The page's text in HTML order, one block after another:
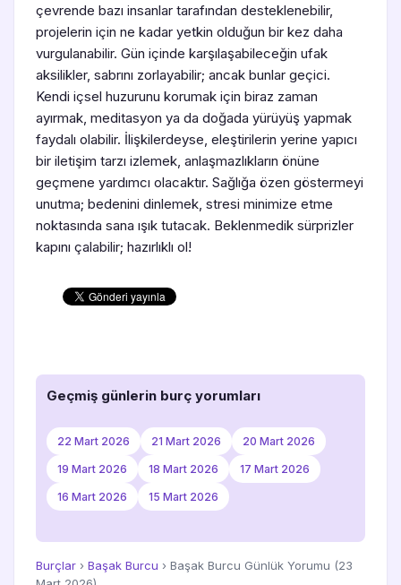
çevrende bazı insanlar tarafından desteklenebilir,
projelerin için ne kadar yetkin olduğun bir kez daha
vurgulanabilir. Gün içinde karşılaşabileceğin ufak
aksilikler, sabrını zorlayabilir; ancak bunlar geçici.
Kendi içsel huzurunu korumak için biraz zaman
ayırmak, meditasyon ya da doğada yürüyüş yapmak
faydalı olabilir. İlişkilerdeyse, eleştirilerin yerine yapıcı
bir iletişim tarzı izlemek, anlaşmazlıkların önüne
geçmene yardımcı olacaktır. Sağlığa özen göstermeyi
unutma; bedenini dinlemek, stresi minimize etme
noktasında sana ışık tutacak. Beklenmedik sürprizler
kapını çalabilir; hazırlıklı ol!
Geçmiş günlerin burç yorumları
22 Mart 2026 21 Mart 2026 20 Mart 2026
19 Mart 2026 18 Mart 2026 17 Mart 2026
16 Mart 2026 15 Mart 2026
Burçlar › Başak Burcu › Başak Burcu Günlük Yorumu (23